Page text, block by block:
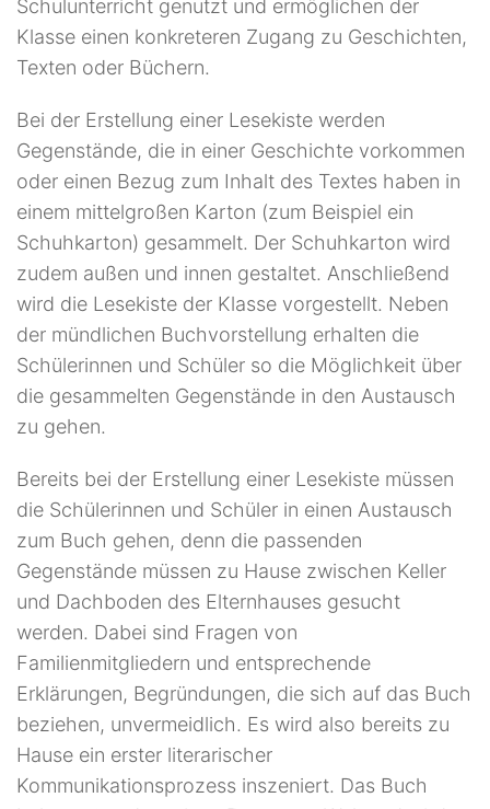
Schulunterricht genutzt und ermöglichen der
Klasse einen konkreteren Zugang zu Geschichten,
Texten oder Büchern.
Bei der Erstellung einer Lesekiste werden
Gegenstände, die in einer Geschichte vorkommen
oder einen Bezug zum Inhalt des Textes haben in
einem mittelgroßen Karton (zum Beispiel ein
Schuhkarton) gesammelt. Der Schuhkarton wird
zudem außen und innen gestaltet. Anschließend
wird die Lesekiste der Klasse vorgestellt. Neben
der mündlichen Buchvorstellung erhalten die
Schülerinnen und Schüler so die Möglichkeit über
die gesammelten Gegenstände in den Austausch
zu gehen.
Bereits bei der Erstellung einer Lesekiste müssen
die Schülerinnen und Schüler in einen Austausch
zum Buch gehen, denn die passenden
Gegenstände müssen zu Hause zwischen Keller
und Dachboden des Elternhauses gesucht
werden. Dabei sind Fragen von
Familienmitgliedern und entsprechende
Erklärungen, Begründungen, die sich auf das Buch
beziehen, unvermeidlich. Es wird also bereits zu
Hause ein erster literarischer
Kommunikationsprozess inszeniert. Das Buch